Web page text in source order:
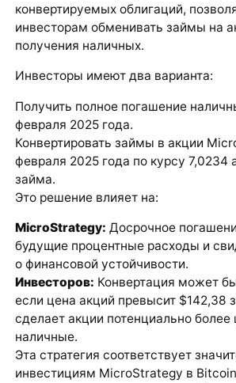
конвертируемых облигаций,
инвесторам обменивать займы на
получения наличных.
Инвесторы имеют два варианта:
Получить полное погашение
февраля 2025 года.
Конвертировать займы в акции
февраля 2025 года по курсу 7,0234
займа.
Это решение влияет на:
MicroStrategy: Досрочное
будущие процентные расходы и
о финансовой устойчивости.
Инвесторов: Конвертация может
если цена акций превысит $142,38
сделает акции потенциально
наличные.
Эта стратегия соответствует
инвестициям MicroStrategy в